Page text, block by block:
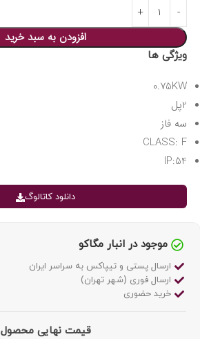
افزودن به سبد خرید
ویژگی ها
0.75KW
2پل
سه فاز
CLASS: F
IP:54
دانلود کاتالوگ
موجود در انبار مگاکو
ارسال پستی و تیپاکس به سراسر ایران
ارسال فوری (شهر تهران)
خرید حضوری
قیمت نهایی محصول